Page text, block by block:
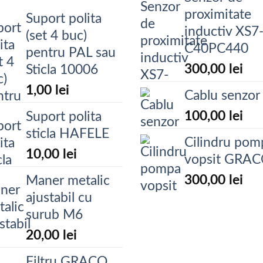
Suport polita
(set 4 buc)
pentru PAL sau
Sticla 10006
1,00 lei
Suport polita
sticla HAFELE
10,00 lei
Maner metalic
ajustabil cu
surub M6
20,00 lei
proximitate
inductiv XS7-
C40PC440
300,00 lei
Cablu senzor
100,00 lei
Cilindru
vopsit
300,00 lei